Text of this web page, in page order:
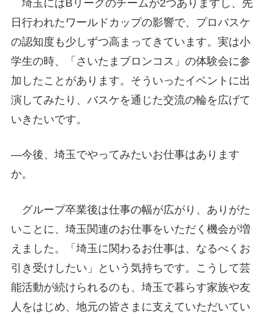
埼玉にはBリーグのチームが2つありますし、先
日行われたワールドカップの影響で、プロバスケ
の認知度も少しずつ高まってきています。実は小
学生の時、「さいたまブロンコス」の体験会に参
加したことがあります。そういったイベントに出
演してみたり、バスケを通じた交流の輪を広げて
いきたいです。
―今後、埼玉でやってみたいお仕事はあります
か。
グループ卒業後は仕事の幅が広がり、ありがた
いことに、埼玉関連のお仕事をいただく機会が増
えました。「埼玉に関わるお仕事は、なるべくお
引き受けしたい」という気持ちです。こうして芸
能活動が続けられるのも、埼玉で暮らす家族や友
人をはじめ、地元の皆さまに支えていただいてい